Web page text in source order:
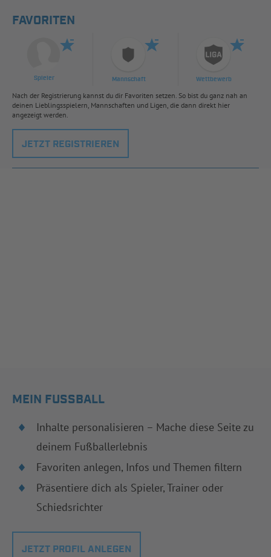
FAVORITEN
Spieler Mannschaft Wettbewerb
Nach der Registrierung kannst du dir Favoriten setzen. So bist du ganz nah an
deinen Lieblingsspielern, Mannschaften und Ligen, die dann direkt hier
angezeigt werden.
JETZT REGISTRIEREN
MEIN FUSSBALL
Inhalte personalisieren – Mache diese Seite zu
deinem Fußballerlebnis
Favoriten anlegen, Infos und Themen filtern
Präsentiere dich als Spieler, Trainer oder
Schiedsrichter
JETZT PROFIL ANLEGEN